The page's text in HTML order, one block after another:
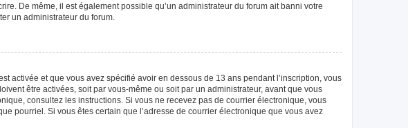
De même, il est également possible qu’un administrateur du forum ait banni votre
un administrateur du forum.
activée et que vous avez spécifié avoir en dessous de 13 ans pendant l’inscription, vous
être activées, soit par vous-même ou soit par un administrateur, avant que vous
consultez les instructions. Si vous ne recevez pas de courrier électronique, vous
pourriel. Si vous êtes certain que l’adresse de courrier électronique que vous avez